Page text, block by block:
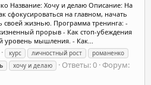
Название: Хочу и делаю Описание: На
сфокусироваться на главном, начать
своей жизнью. Программа тренинга: -
прорыв - Как стоп-убеждения
уровень мышления. - Как...
курс личностный рост
романенко
хочу и делаю Ответы: 0 Форум: